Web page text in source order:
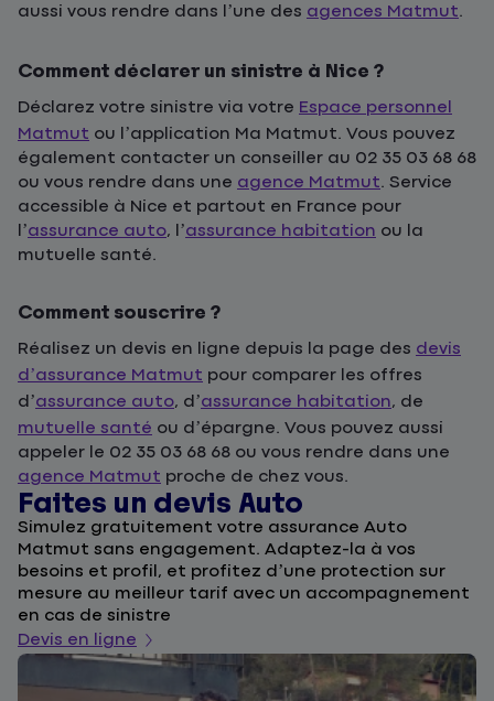
aussi vous rendre dans l’une des agences Matmut.
Comment déclarer un sinistre à Nice ?
Déclarez votre sinistre via votre Espace personnel
Matmut ou l’application Ma Matmut. Vous pouvez
également contacter un conseiller au 02 35 03 68 68
ou vous rendre dans une agence Matmut. Service
accessible à Nice et partout en France pour
l’assurance auto, l’assurance habitation ou la
mutuelle santé.
Comment souscrire ?
Réalisez un devis en ligne depuis la page des devis
d’assurance Matmut pour comparer les offres
d’assurance auto, d’assurance habitation, de
mutuelle santé ou d’épargne. Vous pouvez aussi
appeler le 02 35 03 68 68 ou vous rendre dans une
agence Matmut proche de chez vous.
Faites un devis Auto
Simulez gratuitement votre assurance Auto
Matmut sans engagement. Adaptez-la à vos
besoins et profil, et profitez d’une protection sur
mesure au meilleur tarif avec un accompagnement
en cas de sinistre
Devis en ligne